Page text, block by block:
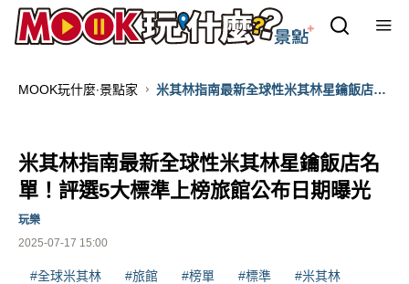
MOOK玩什麼‧景點家
米其林指南最新全球性米其林星鑰飯店名
米其林指南最新全球性米其林星鑰飯店名
單！評選5大標準上榜旅館公布日期曝光
2025-07-17 15:00
玩樂
#全球米其林 #旅館 #榜單 #標準 #米其林